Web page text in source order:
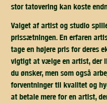
stor tatovering kan koste
Valget af artist og studio
prissætningen. En erfaren
tage en højere pris for deres
vigtigt at vælge en artist, der
du ønsker, men som også
forventninger til kvalitet og
at betale mere for en artist,